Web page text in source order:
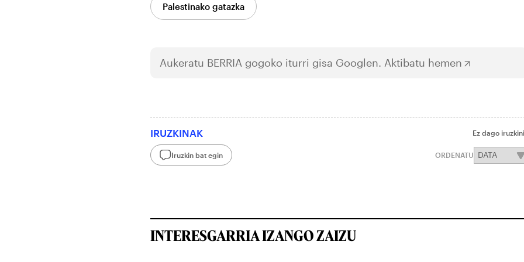
Palestinako gatazka
Aukeratu BERRIA gogoko iturri gisa Googlen. Aktibatu hemen
IRUZKINAK Ez dago
Iruzkin bat egin ORDENATU
INTERESGARRIA IZANGO ZAIZU